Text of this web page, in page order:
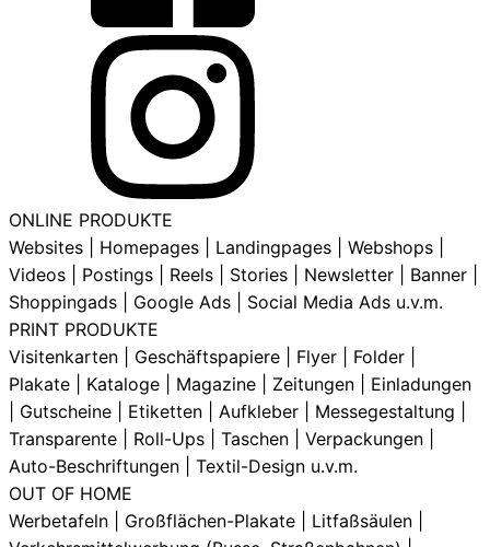
ONLINE PRODUKTE
Websites | Homepages | Landingpages | Webshops |
Videos | Postings | Reels | Stories | Newsletter | Banner |
Shoppingads | Google Ads | Social Media Ads u.v.m.
PRINT PRODUKTE
Visitenkarten | Geschäftspapiere | Flyer | Folder |
Plakate | Kataloge | Magazine | Zeitungen | Einladungen
| Gutscheine | Etiketten | Aufkleber | Messegestaltung |
Transparente | Roll-Ups | Taschen | Verpackungen |
Auto-Beschriftungen | Textil-Design u.v.m.
OUT OF HOME
Werbetafeln | Großflächen-Plakate | Litfaßsäulen |